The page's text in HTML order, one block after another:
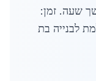
שעה. זמן:
לבנייה בת